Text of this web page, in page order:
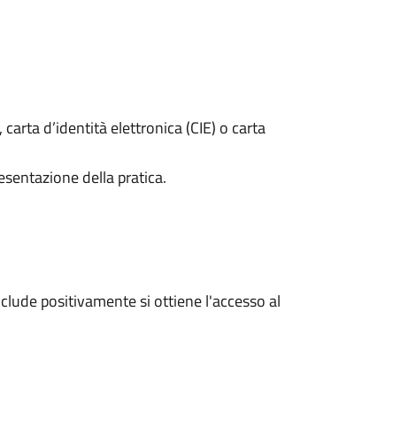
d’identità elettronica (CIE) o carta
della pratica.
positivamente si ottiene l'accesso al